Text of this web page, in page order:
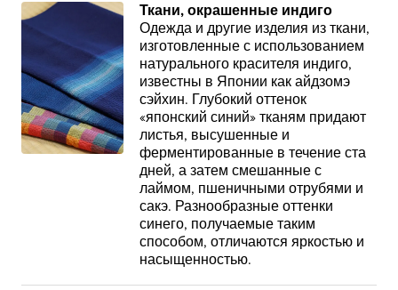
Ткани, окрашенные индиго
Одежда и другие изделия из ткани,
изготовленные с использованием
натурального красителя индиго,
известны в Японии как айдзомэ
сэйхин. Глубокий оттенок
«японский синий» тканям придают
листья, высушенные и
ферментированные в течение ста
дней, а затем смешанные с
лаймом, пшеничными отрубями и
сакэ. Разнообразные оттенки
синего, получаемые таким
способом, отличаются яркостью и
насыщенностью.